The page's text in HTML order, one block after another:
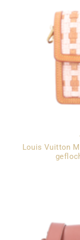
Louis Vuitton